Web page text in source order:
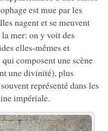
est mue par les
nagent et se meuvent
mer: on y voit des
elles-mêmes et
composent une scène
une divinité), plus
représenté dans les
impériale.